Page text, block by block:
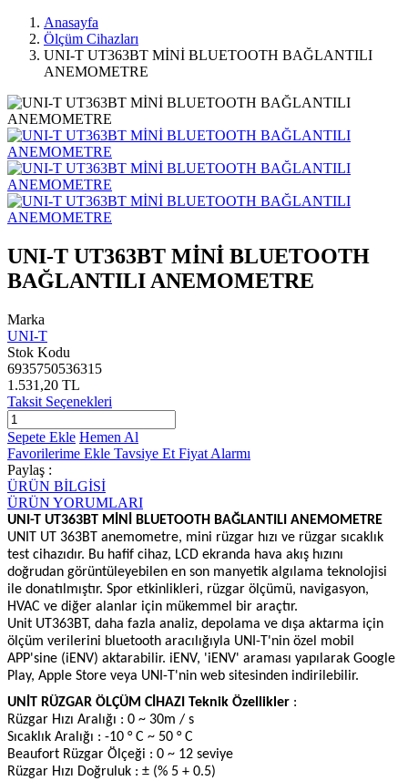
Anasayfa
Ölçüm Cihazları
UNI-T UT363BT MİNİ BLUETOOTH BAĞLANTILI
ANEMOMETRE
UNI-T UT363BT MİNİ BLUETOOTH
BAĞLANTILI ANEMOMETRE
Marka
UNI-T
Stok Kodu
6935750536315
1.531,20 TL
Taksit Seçenekleri
Sepete Ekle Hemen Al
Favorilerime Ekle Tavsiye Et Fiyat Alarmı
Paylaş :
ÜRÜN BİLGİSİ
ÜRÜN YORUMLARI
UNI-T UT363BT MİNİ BLUETOOTH BAĞLANTILI ANEMOMETRE
UNIT UT 363BT anemometre, mini rüzgar hızı ve rüzgar sıcaklık
test cihazıdır. Bu hafif cihaz, LCD ekranda hava akış hızını
doğrudan görüntüleyebilen en son manyetik algılama teknolojisi
ile donatılmıştır. Spor etkinlikleri, rüzgar ölçümü, navigasyon,
HVAC ve diğer alanlar için mükemmel bir araçtır.
Unit UT363BT, daha fazla analiz, depolama ve dışa aktarma için
ölçüm verilerini bluetooth aracılığıyla UNI-T'nin özel mobil
APP'sine (iENV) aktarabilir. iENV, 'iENV' araması yapılarak Google
Play, Apple Store veya UNI-T'nin web sitesinden indirilebilir.
UNİT RÜZGAR ÖLÇÜM CİHAZI Teknik Özellikler :
Rüzgar Hızı Aralığı : 0 ~ 30m / s
Sıcaklık Aralığı : -10 ° C ~ 50 ° C
Beaufort Rüzgar Ölçeği : 0 ~ 12 seviye
Rüzgar Hızı Doğruluk : ± (% 5 + 0.5)